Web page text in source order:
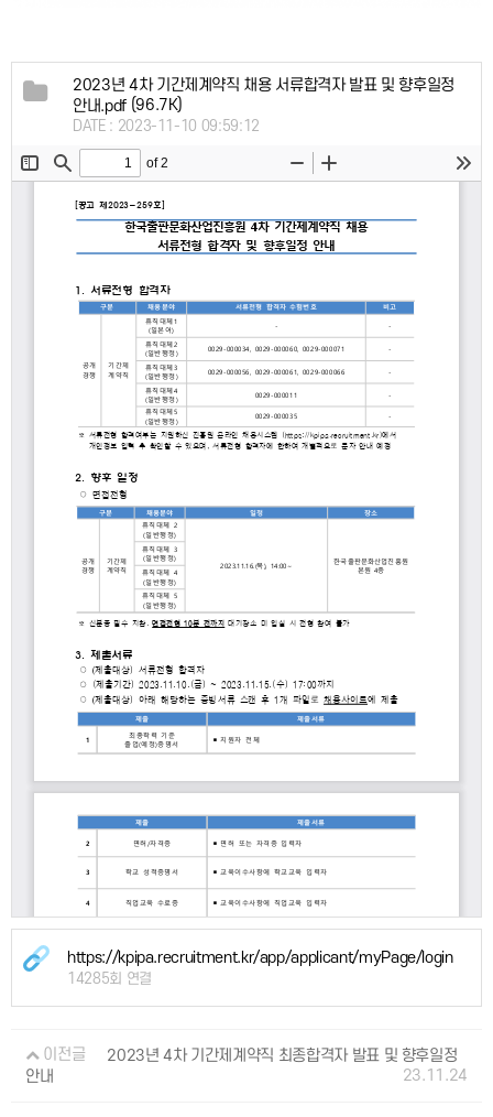
2023년 4차 기간제계약직 채용 서류합격자 발표 및 향후일정
안내.pdf(96.7K)
DATE : 2023-11-10 09:59:12
https://kpipa.recruitment.kr/app/applicant/myPage/login
14285회 연결
이전글
2023년 4차 기간제계약직 최종합격자 발표 및 향후일정
안내
23.11.24